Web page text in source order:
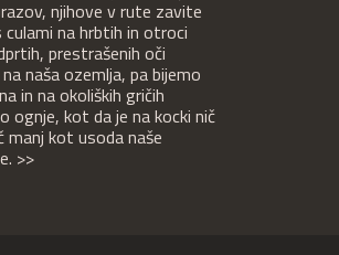
njihove v rute zavite
culami na hrbtih in otroci
prestrašenih oči
naša ozemlja, pa bijemo
in na okoliških gričih
ognje, kot da je na kocki nič
manj kot usoda naše
>>